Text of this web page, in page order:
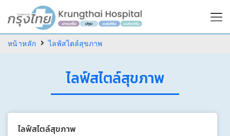
หน้าหลัก ไลฟ์สไตล์สุขภาพ
ไลฟ์สไตล์สุขภาพ
ไลฟ์สไตล์สุขภาพ